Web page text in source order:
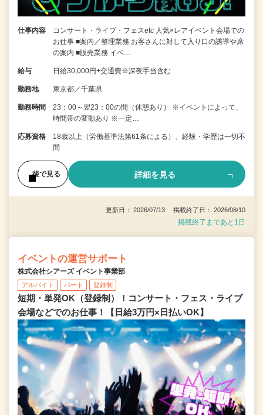
仕事内容
コンサート・ライブ・フェスetc 人気×レアイベント会場での
お仕事 ■案内／整理業務 お客さんに対して入り口の誘導や席
の案内 ■販売業務 イベ…
給与 日給30,000円+交通費※深夜手当含む
勤務地 東京都／千葉県
勤務時間
23：00～翌23：00の間（休憩あり） ※イベントによって、
時間帯の変動あり ※一定…
応募資格
18歳以上（労働基準法第61条による）、経験・学歴は一切不
問
後で見る 詳細を見る
更新日： 2026/07/13 掲載終了日： 2026/08/10
掲載終了まであと1日
イベントの運営サポート
株式会社シアーズ イベント事業部
アルバイト パート 登録制
短期・単発OK（登録制）！コンサート・フェス・ライブ
会場などでのお仕事！【日給3万円×日払いOK】